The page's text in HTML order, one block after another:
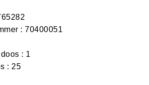
: 70400051
: 1
: 25